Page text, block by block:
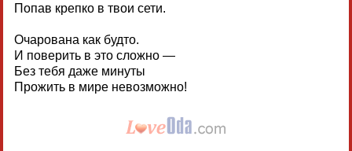
Попав крепко в твои сети.
Очарована как будто.
И поверить в это сложно —
Без тебя даже минуты
Прожить в мире невозможно!